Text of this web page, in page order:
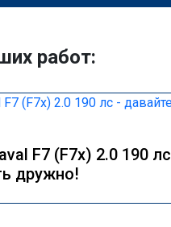
работ:
F7 (F7x) 2.0 190 лс
дружно!